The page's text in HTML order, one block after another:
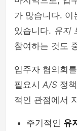
가 많습니다. 이
있습니다. 유지
참여하는 것도
입주자 협의회
필요시 A/S 정
적인 관점에서
주기적인 유